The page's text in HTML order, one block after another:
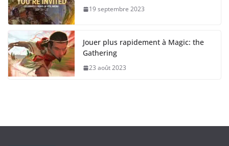
19 septembre 2023
Jouer plus rapidement à Magic: the
Gathering
23 août 2023